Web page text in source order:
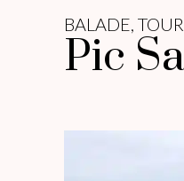
BALADE,
Pic